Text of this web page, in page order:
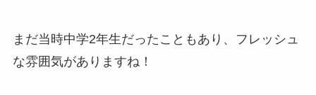
まだ当時中学2年生だったこともあり、フレッシュ
な雰囲気がありますね！